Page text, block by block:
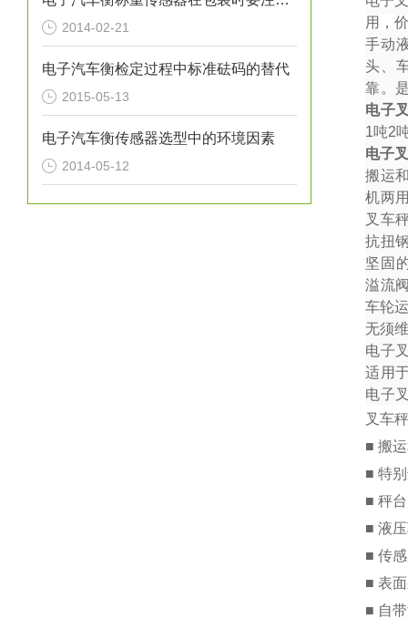
2014-02-21
电子汽车衡检定过程中标准砝码的替代
2015-05-13
电子汽车衡传感器选型中的环境因素
2014-05-12
用，
手动
头、
靠。
电子
1吨2
电子
搬运
机两
叉车
抗扭
坚固
溢流
车轮
无须
电子
适用
电子
叉车
■ 搬
■ 特
■ 秤
■ 液
■ 传
■ 表
■ 自